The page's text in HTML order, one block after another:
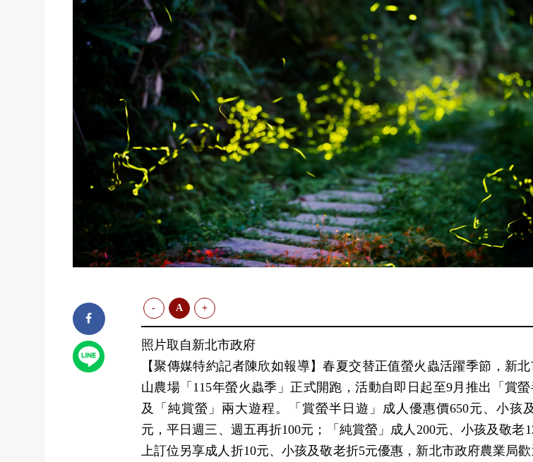
- A +
照片取自新北市政府
【聚傳媒特約記者陳欣如報導】春夏交替正值螢火蟲活躍季節，新
山農場「115年螢火蟲季」正式開跑，活動自即日起至9月推出「賞螢
及「純賞螢」兩大遊程。「賞螢半日遊」成人優惠價650元、小孩
元，平日週三、週五再折100元；「純賞螢」成人200元、小孩及敬老
上訂位另享成人折10元、小孩及敬老折5元優惠，新北市政府農業局